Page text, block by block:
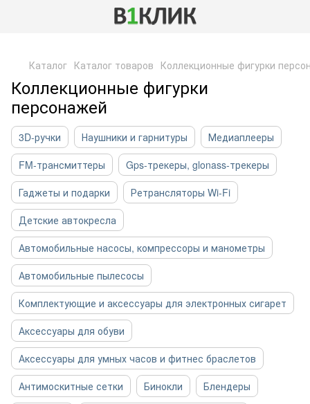
Каталог Каталог товаров Коллекционные фигурки
Коллекционные фигурки
персонажей
3D-ручки Наушники и гарнитуры
Медиаплееры
FM-трансмиттеры
Gps-трекеры, glonass-трекеры
Гаджеты и подарки
Ретрансляторы Wi-Fi
Детские автокресла
Автомобильные насосы, компрессоры и манометры
Автомобильные пылесосы
Комплектующие и аксессуары для электронных сигарет
Аксессуары для обуви
Аксессуары для умных часов и фитнес браслетов
Антимоскитные сетки
Бинокли
Блендеры